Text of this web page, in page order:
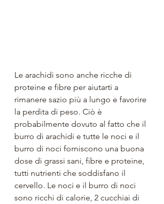
Le arachidi sono anche ricche di
proteine ​​e fibre per aiutarti a
rimanere sazio più a lungo e favorire
la perdita di peso. Ciò è
probabilmente dovuto al fatto che il
burro di arachidi e tutte le noci e il
burro di noci forniscono una buona
dose di grassi sani, fibre e proteine,
tutti nutrienti che soddisfano il
cervello. Le noci e il burro di noci
sono ricchi di calorie, 2 cucchiai di